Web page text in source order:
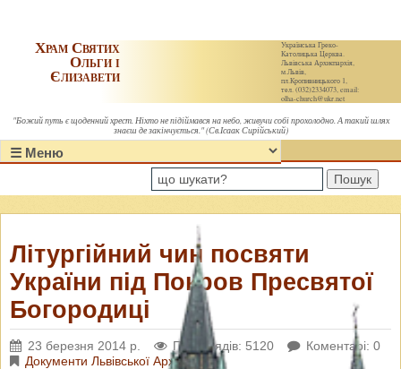
Українська Греко-
Католицька Церква.
Львівська Архиєпархія,
м.Львів,
пл.Кропивницького 1,
тел. (032)2334073, email:
olha-church@ukr.net
Храм Святих
Ольги і
Єлизавети
"Божий путь є щоденний хрест. Ніхто не підіймався на небо, живучи собі прохолодно. А такий шлях
знаєш де закінчується." (Св.Ісаак Сирійський)
Пошук
Літургійний чин посвяти
України під Покров Пресвятої
Богородиці
23 березня 2014 р. Переглядів: 5120
Коментарі: 0
Документи Львівської Архиєпархії